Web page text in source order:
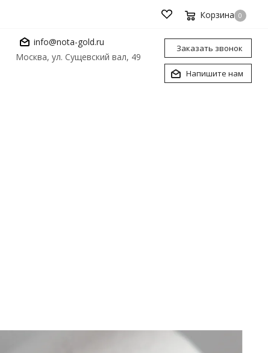
Корзина 0
info@nota-gold.ru
Москва, ул. Сущевский вал, 49
Заказать звонок
Напишите нам